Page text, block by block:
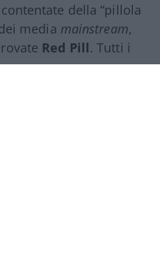
della “pillola
media mainstream,
Red Pill. Tutti i